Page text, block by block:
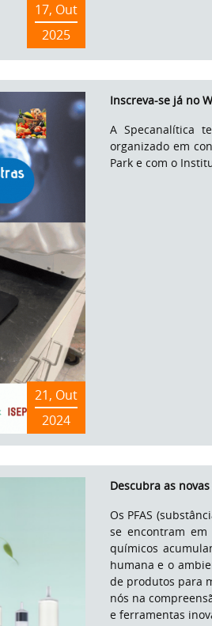
17, Out
2025
21, Out
2024
Inscreva-se já no
A Specanalítica
organizado em
Park e com o
Descubra as
Os PFAS
se encontram
químicos
humana e o
de produtos para
nós na
e ferramentas